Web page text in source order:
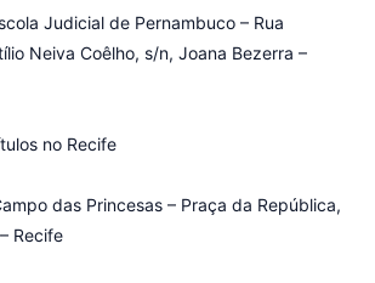
Judicial de Pernambuco – Rua
Neiva Coêlho, s/n, Joana Bezerra –
no Recife
das Princesas – Praça da República,
Recife